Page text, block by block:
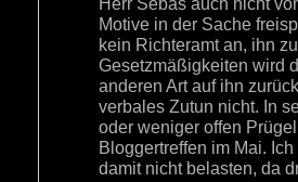
Motive in der Sache
kein Richteramt an, ihn
Gesetzmäßigkeiten wird
anderen Art auf ihn
verbales Zutun nicht. In
oder weniger offen
Bloggertreffen im Mai.
damit nicht belasten, da